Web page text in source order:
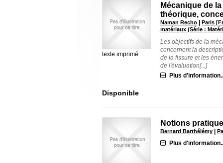
texte imprimé
Mécanique de
théorique,
Naman Recho |Paris
matériaux (Série :
Les objectifs de la
concernent la
de la fissure et les
de l'évaluation[...]
Plus
Disponible
Notions
Bernard Barthélémy |
Plus